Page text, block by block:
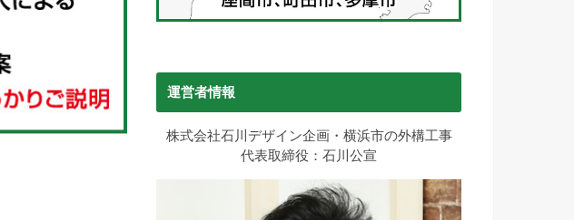
運営者情報
株式会社石川デザイン企画・横浜市の外構工事
代表取締役：石川公宣